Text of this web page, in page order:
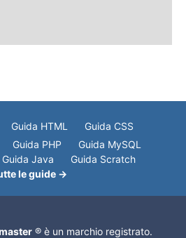
Guida HTML
Guida CSS
Guida PHP
Guida MySQL
Guida Java
Guida Scratch
le guide →
® è un marchio registrato.